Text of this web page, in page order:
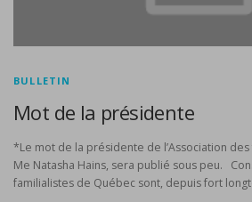
BULLETIN
Mot de la présidente
*Le mot de la présidente de l’Association des
Me Natasha Hains, sera publié sous peu.
familialistes de Québec sont, depuis fort